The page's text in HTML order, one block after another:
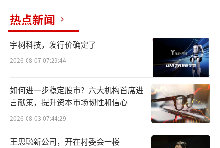
热点新闻
宇树科技，发行价确定了
2026-08-07 07:29:44
如何进一步稳定股市？六大机构首席进
言献策，提升资本市场韧性和信心
2026-08-03 07:44:29
王思聪新公司，开在村委会一楼